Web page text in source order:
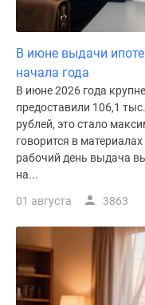
В июне выдачи
начала года
В июне 2026 года
предоставили 106,1
рублей, это стало
говорится в
рабочий день выдача
на...
01 августа 3863